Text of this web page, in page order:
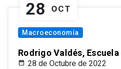
28 OCT
Macroeconomía
Rodrigo Valdés,
28 de Octubre de 2022